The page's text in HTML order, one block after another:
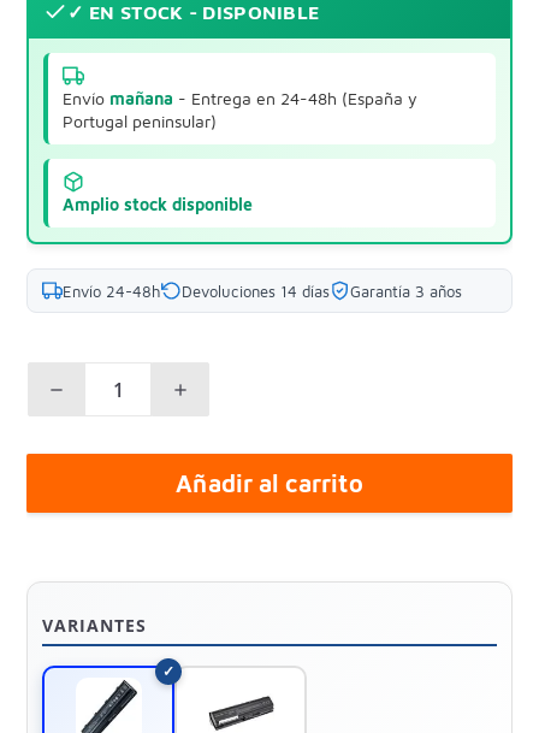
✓ EN STOCK - DISPONIBLE
Envío mañana - Entrega en 24-48h (España y
Portugal peninsular)
Amplio stock disponible
Envío 24-48h Devoluciones 14 días Garantía 3 años
Añadir al carrito
VARIANTES